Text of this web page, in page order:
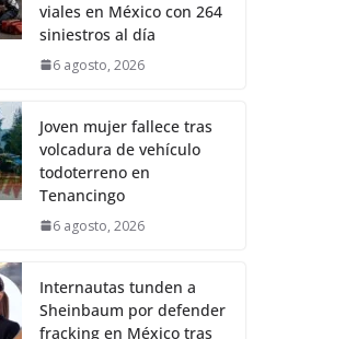
viales en México con 264
siniestros al día
6 agosto, 2026
Joven mujer fallece tras
volcadura de vehículo
todoterreno en
Tenancingo
6 agosto, 2026
Internautas tunden a
Sheinbaum por defender
fracking en México tras